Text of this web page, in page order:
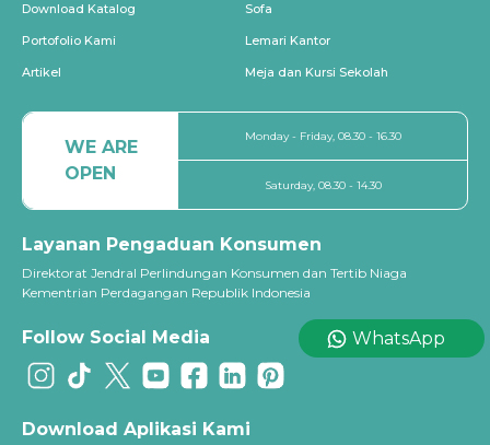
Download Katalog
Portofolio Kami
Artikel
Sofa
Lemari Kantor
Meja dan Kursi Sekolah
WE ARE
OPEN
Monday - Friday, 08.30 - 16.30
Saturday, 08.30 - 14.30
Layanan Pengaduan Konsumen
Direktorat Jendral Perlindungan Konsumen dan Tertib Niaga
Kementrian Perdagangan Republik Indonesia
Follow Social Media
Download Aplikasi Kami
WhatsApp